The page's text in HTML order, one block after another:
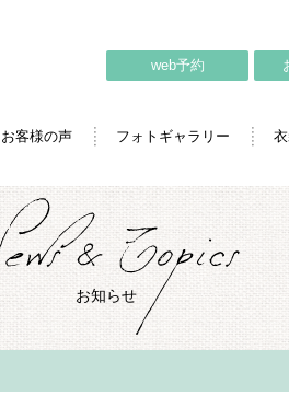
お客様の声 フォトギャラリー
web予約
お知らせ